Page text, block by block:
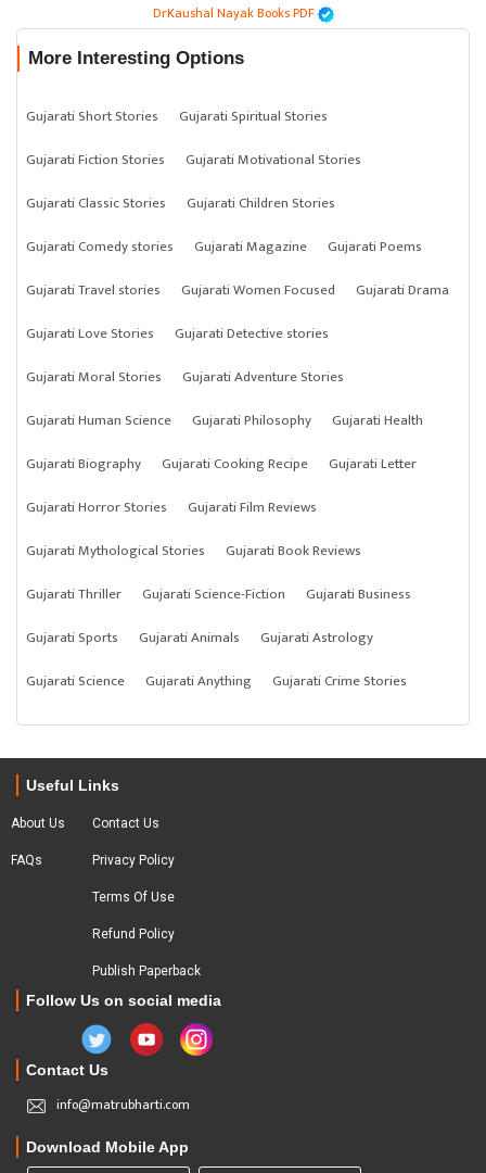
DrKaushal Nayak Books PDF
More Interesting Options
Gujarati Short Stories
Gujarati Spiritual Stories
Gujarati Fiction Stories
Gujarati Motivational Stories
Gujarati Classic Stories
Gujarati Children Stories
Gujarati Comedy stories
Gujarati Magazine
Gujarati Poems
Gujarati Travel stories
Gujarati Women Focused
Gujarati Drama
Gujarati Love Stories
Gujarati Detective stories
Gujarati Moral Stories
Gujarati Adventure Stories
Gujarati Human Science
Gujarati Philosophy
Gujarati Health
Gujarati Biography
Gujarati Cooking Recipe
Gujarati Letter
Gujarati Horror Stories
Gujarati Film Reviews
Gujarati Mythological Stories
Gujarati Book Reviews
Gujarati Thriller
Gujarati Science-Fiction
Gujarati Business
Gujarati Sports
Gujarati Animals
Gujarati Astrology
Gujarati Science
Gujarati Anything Gujarati Crime Stories
Useful Links
About Us
FAQs
Contact Us
Privacy Policy
Terms Of Use
Refund Policy
Publish Paperback
Follow Us on social media
Contact Us
info@matrubharti.com
Download Mobile App